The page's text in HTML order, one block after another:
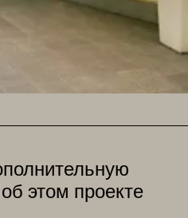
этом проекте